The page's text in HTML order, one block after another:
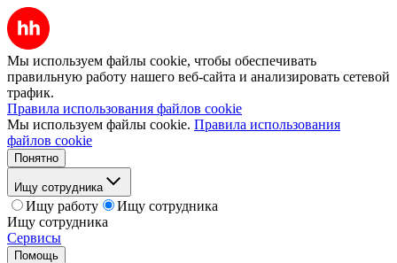
Мы используем файлы cookie, чтобы обеспечивать
правильную работу нашего веб-сайта и анализировать сетевой
трафик.
Правила использования файлов cookie
Мы используем файлы cookie. Правила использования
файлов cookie
Понятно
Ищу сотрудника
Ищу работу
Ищу сотрудника
Ищу сотрудника
Сервисы
Помощь